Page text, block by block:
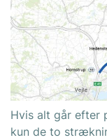
Hvis alt går efter
kun de to